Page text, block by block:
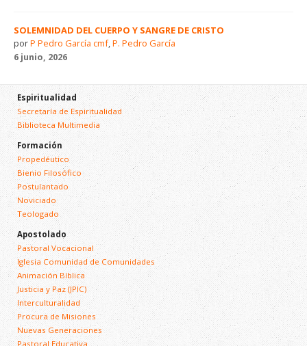
SOLEMNIDAD DEL CUERPO Y SANGRE DE CRISTO
porP Pedro García cmf,P. Pedro García
6 junio, 2026
Espiritualidad
Secretaría de Espiritualidad
Biblioteca Multimedia
Formación
Propedéutico
Bienio Filosófico
Postulantado
Noviciado
Teologado
Apostolado
Pastoral Vocacional
Iglesia Comunidad de Comunidades
Animación Bíblica
Justicia y Paz (JPIC)
Interculturalidad
Procura de Misiones
Nuevas Generaciones
Pastoral Educativa